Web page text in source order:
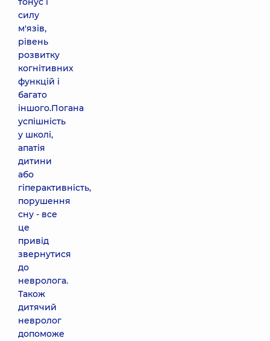
силу
м'язів,
рівень
розвитку
когнітивних
функцій і
багато
іншого.Погана
успішність
у школі,
апатія
дитини
або
гіперактивність,
порушення
сну - все
це
привід
звернутися
до
невролога.
Також
дитячий
невролог
допоможе